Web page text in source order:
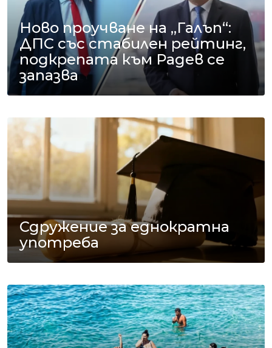
Ново проучване на „Галъп“:
ДПС със стабилен рейтинг,
подкрепата към Радев се
запазва
Сдружение за еднократна
употреба